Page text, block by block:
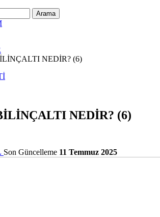
NEDİR? (6)
NEDİR? (6)
Son Güncelleme 11 Temmuz 2025